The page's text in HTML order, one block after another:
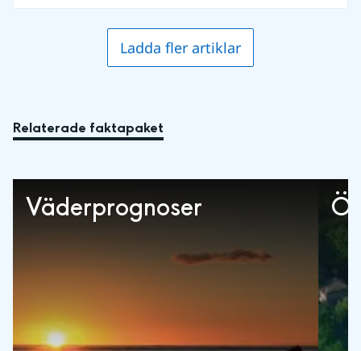
Ladda fler artiklar
Relaterade faktapaket
Väderprognoser